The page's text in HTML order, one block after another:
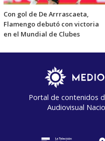
Con gol de De Arrrascaeta,
Flamengo debutó con victoria
en el Mundial de Clubes
Portal de contenidos
Audiovisual